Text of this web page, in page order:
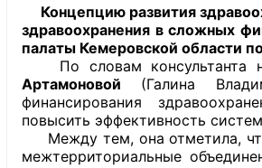
58-82-40
Концепцию развития
здравоохранения в сложных
палаты Кемеровской области
По словам консультанта
Артамоновой (Галина
финансирования
повысить эффективность
Между тем, она отметила,
межтерриториальные